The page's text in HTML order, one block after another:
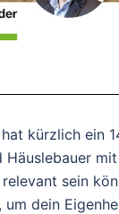
kürzlich ein
Häuslebauer
sein
um dein